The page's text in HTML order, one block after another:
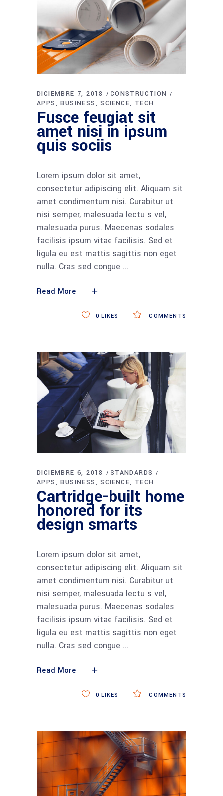
DICIEMBRE 7, 2018
CONSTRUCTION
APPS
BUSINESS SCIENCE TECH
Fusce feugiat sit
amet nisi in ipsum
quis sociis
Lorem ipsum dolor sit amet,
consectetur adipiscing elit. Aliquam sit
amet condimentum nisi. Curabitur ut
nisi semper, malesuada lectu s vel,
malesuada purus. Maecenas sodales
facilisis ipsum vitae facilisis. Sed et
ligula eu est mattis sagittis non eget
nulla. Cras sed congue
Read More
COMMENTS
0 LIKES
DICIEMBRE 6, 2018
STANDARDS
APPS
BUSINESS SCIENCE TECH
Cartridge-built home
honored for its
design smarts
Lorem ipsum dolor sit amet,
consectetur adipiscing elit. Aliquam sit
amet condimentum nisi. Curabitur ut
nisi semper, malesuada lectu s vel,
malesuada purus. Maecenas sodales
facilisis ipsum vitae facilisis. Sed et
ligula eu est mattis sagittis non eget
nulla. Cras sed congue
Read More
COMMENTS
0 LIKES